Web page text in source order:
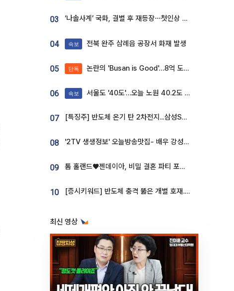
03 ‘나솔사계’ 국화, 결별 후 재등장⋯첫인상 투표 휩쓸고 ‘인기녀’ 등극
04 속보 전북 완주 삼례읍 공장서 화재 발생
05 단독 논란의 'Busan is Good'…8억 도시브랜드, 용산 대통령실 CI 업체가 수행
06 속보 서울도 '40도'…오늘 노원 40.2도 기록
07 [특징주] 반도체 온기 탄 2차전지...삼성SDI, 장 초반 7% 넘게 껑충
08 '2TV 생생정보' 오늘방송맛집- 배우 강성진 단골! 쌀국수ㆍ푸팟퐁 커리 맛집 '블○○○'
09 톰 홀랜드♥젠데이아, 비밀 결혼 파티 포착⋯호텔 대관비만 9억
10 [증시키워드] 반도체 충격 뚫은 개별 호재...포스코퓨처엠·에코프로·한화솔루션 '눈길'
최신 영상